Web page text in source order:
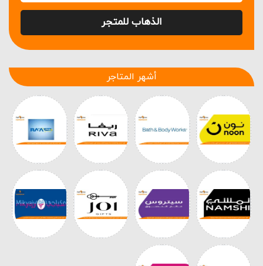
الذهاب للمتجر
أشهر المتاجر